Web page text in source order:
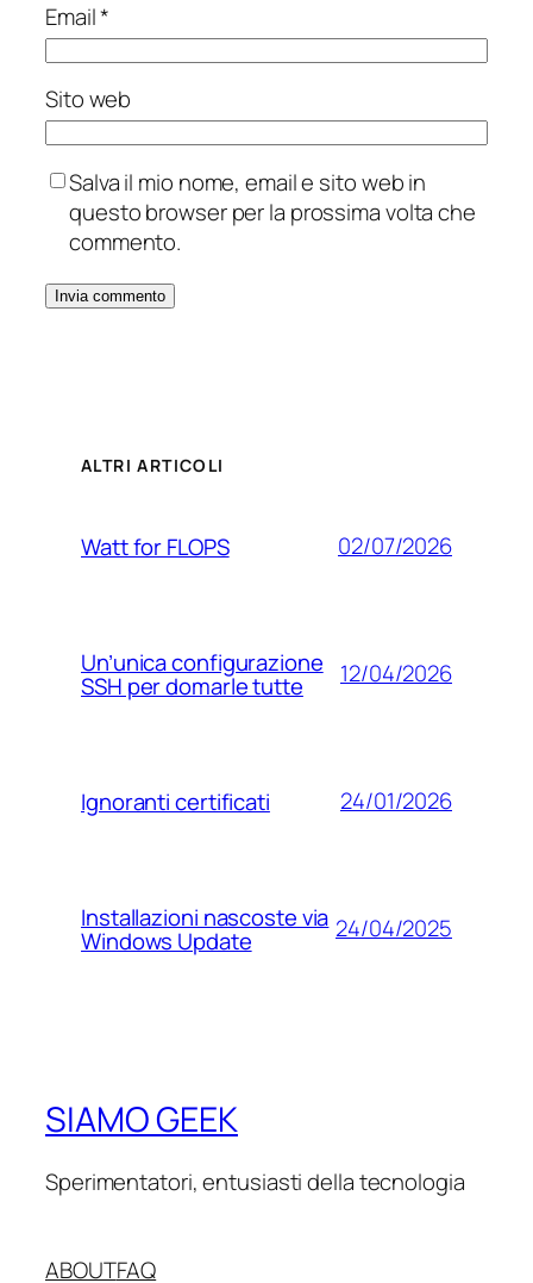
Email*
Sito web
Salva il mio nome, email e sito web in
questo browser per la prossima volta che
commento.
ALTRI ARTICOLI
Watt for FLOPS 02/07/2026
Un’unica configurazione
SSH per domarle tutte 12/04/2026
Ignoranti certificati 24/01/2026
Installazioni nascoste via
Windows Update 24/04/2025
SIAMO GEEK
Sperimentatori, entusiasti della tecnologia
ABOUTFAQ